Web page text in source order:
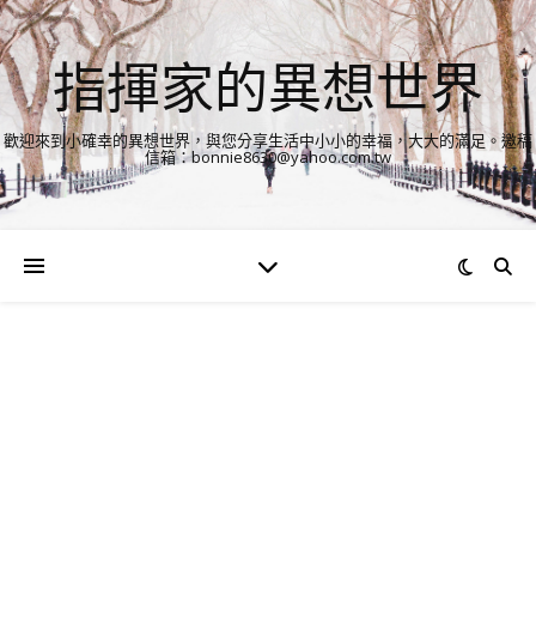
指揮家的異想世界
歡迎來到小確幸的異想世界，與您分享生活中小小的幸福，大大的滿足。邀稿
信箱：bonnie8630@yahoo.com.tw